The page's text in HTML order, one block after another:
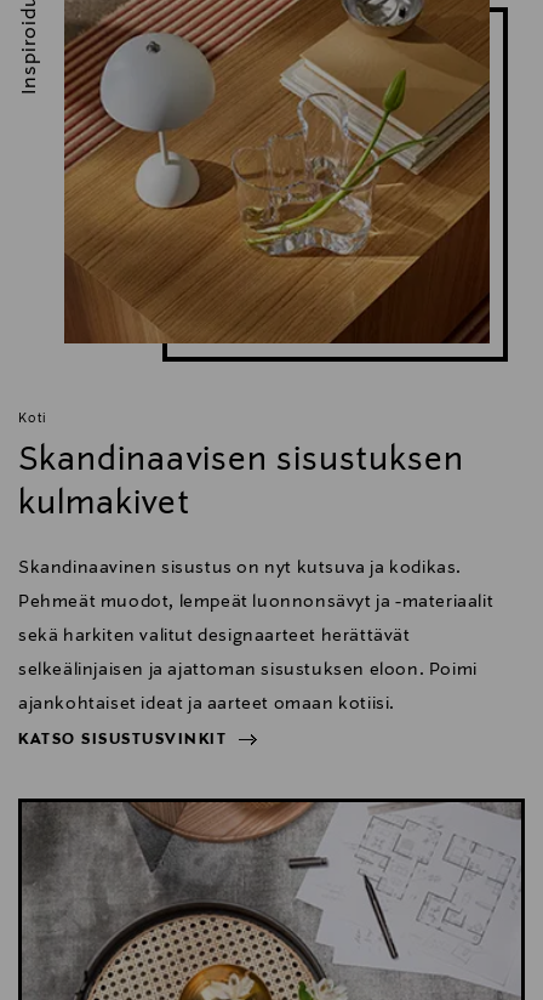
Koti
Skandinaavisen sisustuksen
kulmakivet
Skandinaavinen sisustus on nyt kutsuva ja kodikas.
Pehmeät muodot, lempeät luonnonsävyt ja -materiaalit
sekä harkiten valitut designaarteet herättävät
selkeälinjaisen ja ajattoman sisustuksen eloon. Poimi
ajankohtaiset ideat ja aarteet omaan kotiisi.
KATSO SISUSTUSVINKIT
Inspiroidu
KATSO SISUSTUSVINKIT